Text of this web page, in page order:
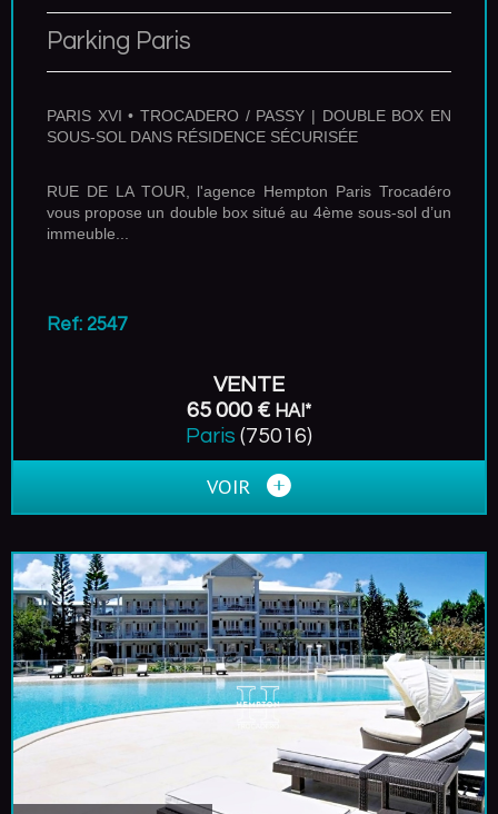
Parking Paris
PARIS XVI • TROCADERO / PASSY | DOUBLE BOX EN
SOUS-SOL DANS RÉSIDENCE SÉCURISÉE
RUE DE LA TOUR, l'agence Hempton Paris Trocadéro
vous propose un double box situé au 4ème sous-sol d’un
immeuble...
Ref: 2547
VENTE
65 000 € HAI*
Paris (75016)
VOIR